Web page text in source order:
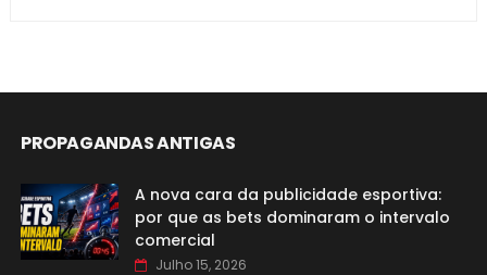
PROPAGANDAS ANTIGAS
A nova cara da publicidade esportiva:
por que as bets dominaram o intervalo
comercial
Julho 15, 2026